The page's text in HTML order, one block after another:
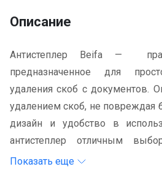
Описание
Антистеплер Beifa —
предназначенное для
удаления скоб с документов.
удалением скоб, не повреждая
дизайн и удобство в
антистеплер отличным
домашних нужд,
Показать еще